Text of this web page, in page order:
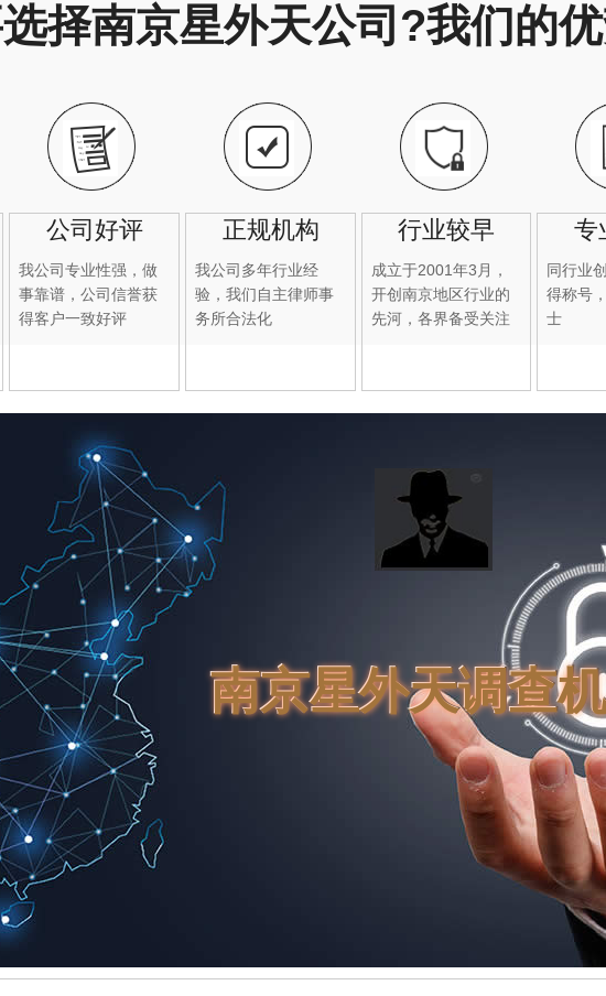
择南京星外天公司?我们的
公司好评
我公司专业性强，做
事靠谱，公司信誉获
得客户一致好评
正规机构
我公司多年行业经
验，我们自主律师事
务所合法化
行业较早
成立于2001年3月，
开创南京地区行业的
先河，各界备受关注
专
同行业
得称号
士
南京星外天调查